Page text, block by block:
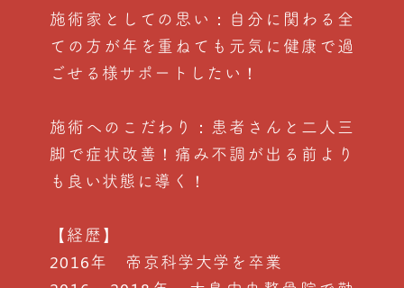
施術家としての思い：自分に関わる全
ての方が年を重ねても元気に健康で過
ごせる様サポートしたい！
施術へのこだわり：患者さんと二人三
脚で症状改善！痛み不調が出る前より
も良い状態に導く！
【経歴】
2016年 帝京科学大学を卒業